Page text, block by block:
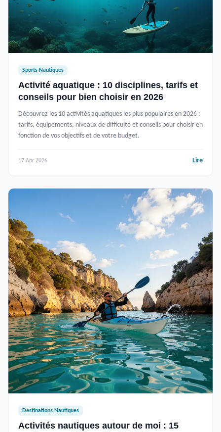
Sports Nautiques
Activité aquatique : 10 disciplines, tarifs et
conseils pour bien choisir en 2026
Découvrez les 10 activités aquatiques les plus populaires en 2026 :
tarifs, équipements, niveaux de difficulté et conseils pour choisir en
fonction de vos objectifs et de votre budget.
17 Apr 2026 Lire
Destinations Nautiques
Activités nautiques autour de moi : 15